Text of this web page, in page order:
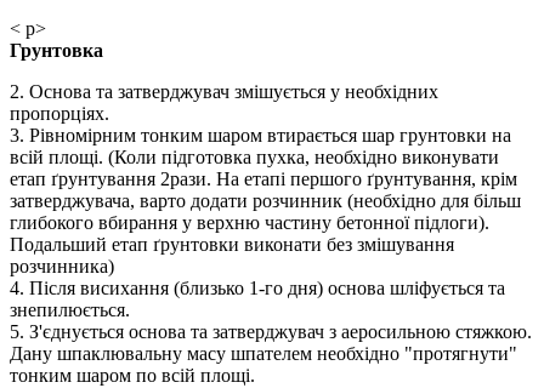
< p>
Грунтовка
2. Основа та затверджувач змішується у необхідних
пропорціях.
3. Рівномірним тонким шаром втирається шар грунтовки на
всій площі. (Коли підготовка пухка, необхідно виконувати
етап ґрунтування 2рази. На етапі першого ґрунтування, крім
затверджувача, варто додати розчинник (необхідно для більш
глибокого вбирання у верхню частину бетонної підлоги).
Подальший етап ґрунтовки виконати без змішування
розчинника)
4. Після висихання (близько 1-го дня) основа шліфується та
знепилюється.
5. З'єднується основа та затверджувач з аеросильною стяжкою.
Дану шпаклювальну масу шпателем необхідно "протягнути"
тонким шаром по всій площі.